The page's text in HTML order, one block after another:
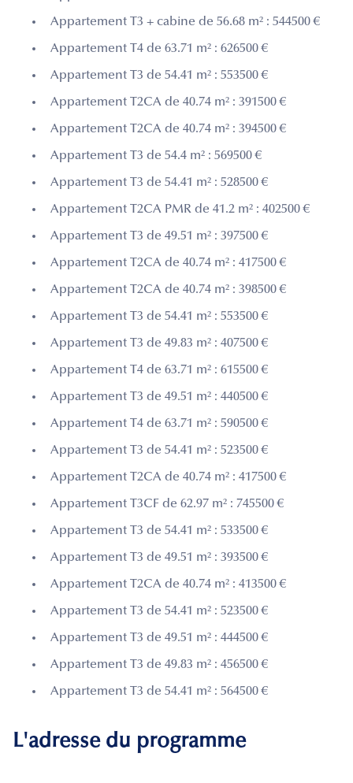
Appartement T3 + cabine de 56.68 m² : 544500 €
Appartement T4 de 63.71 m² : 626500 €
Appartement T3 de 54.41 m² : 553500 €
Appartement T2CA de 40.74 m² : 391500 €
Appartement T2CA de 40.74 m² : 394500 €
Appartement T3 de 54.4 m² : 569500 €
Appartement T3 de 54.41 m² : 528500 €
Appartement T2CA PMR de 41.2 m² : 402500 €
Appartement T3 de 49.51 m² : 397500 €
Appartement T2CA de 40.74 m² : 417500 €
Appartement T2CA de 40.74 m² : 398500 €
Appartement T3 de 54.41 m² : 553500 €
Appartement T3 de 49.83 m² : 407500 €
Appartement T4 de 63.71 m² : 615500 €
Appartement T3 de 49.51 m² : 440500 €
Appartement T4 de 63.71 m² : 590500 €
Appartement T3 de 54.41 m² : 523500 €
Appartement T2CA de 40.74 m² : 417500 €
Appartement T3CF de 62.97 m² : 745500 €
Appartement T3 de 54.41 m² : 533500 €
Appartement T3 de 49.51 m² : 393500 €
Appartement T2CA de 40.74 m² : 413500 €
Appartement T3 de 54.41 m² : 523500 €
Appartement T3 de 49.51 m² : 444500 €
Appartement T3 de 49.83 m² : 456500 €
Appartement T3 de 54.41 m² : 564500 €
L'adresse du programme